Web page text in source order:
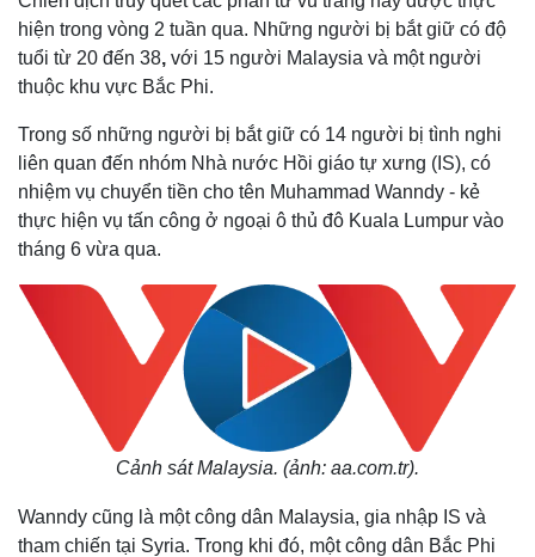
hiện trong vòng 2 tuần qua. Những người bị bắt giữ có độ
tuổi từ 20 đến 38, với 15 người Malaysia và một người
thuộc khu vực Bắc Phi.
Trong số những người bị bắt giữ có 14 người bị tình nghi
liên quan đến nhóm Nhà nước Hồi giáo tự xưng (IS), có
nhiệm vụ chuyển tiền cho tên Muhammad Wanndy - kẻ
thực hiện vụ tấn công ở ngoại ô thủ đô Kuala Lumpur vào
tháng 6 vừa qua.
Cảnh sát Malaysia. (ảnh: aa.com.tr).
Wanndy cũng là một công dân Malaysia, gia nhập IS và
tham chiến tại Syria. Trong khi đó, một công dân Bắc Phi